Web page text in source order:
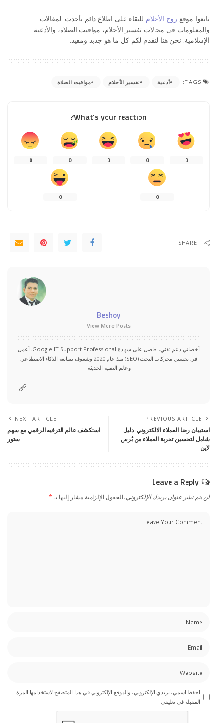
تابعوا موقع روح الأحلام للبقاء على اطلاع دائم بأحدث المقالات
والمعلومات في مجالات تفسير الأحلام، مواقيت الصلاة، والأدعية
الإسلامية. نحن هنا لنقدم لكم كل ما هو جديد ومفيد.
TAGS: أدعية تفسير الأحلام مواقيت الصلاة
What’s your reaction?
0
0
0
0
0
0
0
SHARE
Beshoy
View More Posts
أخصائي دعم تقني، حاصل على شهادة Google IT Support Professional. أعمل
في تحسين محركات البحث (SEO) منذ عام 2020 وشغوف بمتابعة الذكاء الاصطناعي
وعالم التقنية الحديثة.
PREVIOUS ARTICLE
استبيان رضا العملاء الالكتروني: دليل
شامل لتحسين تجربة العملاء من بُرس
لاين
NEXT ARTICLE
استكشف عالم الترفيه الرقمي مع سهم
ستور
Leave a Reply
لن يتم نشر عنوان بريدك الإلكتروني.الحقول الإلزامية مشار إليها بـ*
احفظ اسمي، بريدي الإلكتروني، والموقع الإلكتروني في هذا المتصفح لاستخدامها المرة
المقبلة في تعليقي.